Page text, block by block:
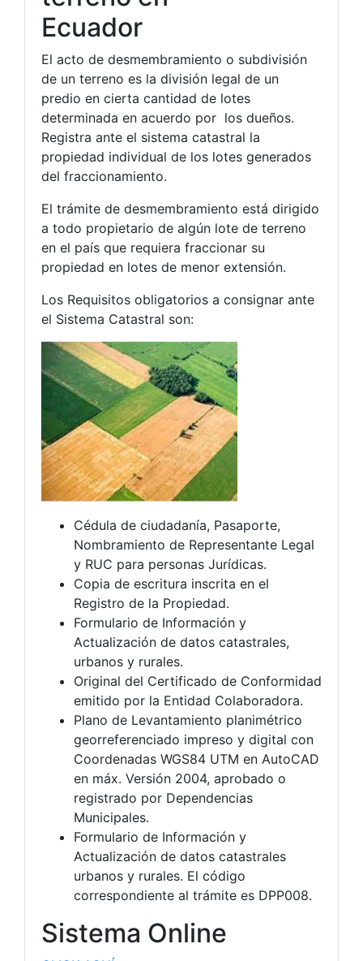
Ecuador
El acto de desmembramiento o subdivisión
de un terreno es la división legal de un
predio en cierta cantidad de lotes
determinada en acuerdo por los dueños.
Registra ante el sistema catastral la
propiedad individual de los lotes generados
del fraccionamiento.
El trámite de desmembramiento está dirigido
a todo propietario de algún lote de terreno
en el país que requiera fraccionar su
propiedad en lotes de menor extensión.
Los Requisitos obligatorios a consignar ante
el Sistema Catastral son:
Cédula de ciudadanía, Pasaporte,
Nombramiento de Representante Legal
y RUC para personas Jurídicas.
Copia de escritura inscrita en el
Registro de la Propiedad.
Formulario de Información y
Actualización de datos catastrales,
urbanos y rurales.
Original del Certificado de Conformidad
emitido por la Entidad Colaboradora.
Plano de Levantamiento planimétrico
georreferenciado impreso y digital con
Coordenadas WGS84 UTM en AutoCAD
en máx. Versión 2004, aprobado o
registrado por Dependencias
Municipales.
Formulario de Información y
Actualización de datos catastrales
urbanos y rurales. El código
correspondiente al trámite es DPP008.
Sistema Online